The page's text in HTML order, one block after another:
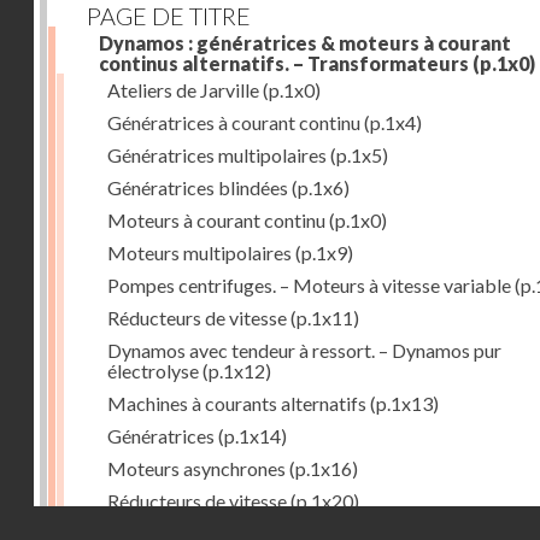
PAGE DE TITRE
Dynamos : génératrices & moteurs à courant
continus alternatifs. – Transformateurs (p.1x0)
Ateliers de Jarville(p.1x0)
Génératrices à courant continu(p.1x4)
Génératrices multipolaires (p.1x5)
Génératrices blindées (p.1x6)
Moteurs à courant continu(p.1x0)
Moteurs multipolaires (p.1x9)
Pompes centrifuges. – Moteurs à vitesse variable
Réducteurs de vitesse(p.1x11)
Dynamos avec tendeur à ressort. – Dynamos pur
électrolyse(p.1x12)
Machines à courants alternatifs (p.1x13)
Génératrices (p.1x14)
Moteurs asynchrones (p.1x16)
Réducteurs de vitesse(p.1x20)